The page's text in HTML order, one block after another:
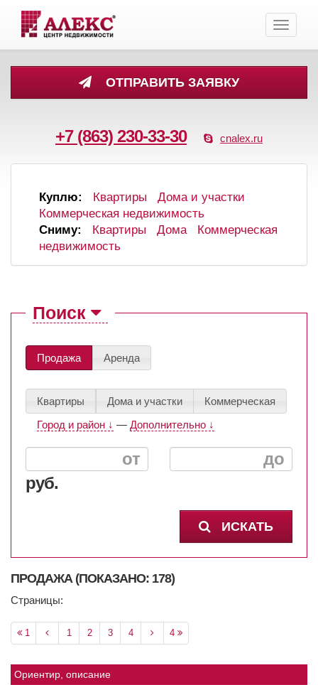
ОТПРАВИТЬ ЗАЯВКУ
+7 (863) 230-33-30 cnalex.ru
Toggle
Куплю: Квартиры
Дома и участки
Коммерческая недвижимость
Сниму:
Квартиры Дома
Коммерческая
недвижимость
Поиск
Продажа Аренда
Квартиры Дома и участки
Коммерческая
Город и район ↓ — Дополнительно ↓
руб.
ИСКАТЬ
ПРОДАЖА (ПОКАЗАНО: 178)
Страницы:
1 1 2 3 4 4
Ориентир, описание